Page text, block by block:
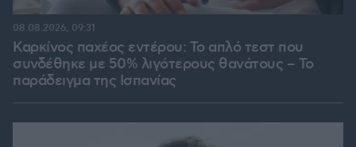
Καρκίνος παχέος εντέρου: Το απλό τεστ που
συνδέθηκε με 50% λιγότερους θανάτους – Το
παράδειγμα της Ισπανίας
08.08.2026, 09:31